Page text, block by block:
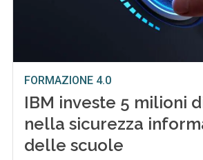
FORMAZIONE 4.0
IBM investe 5 milioni
nella sicurezza
delle scuole